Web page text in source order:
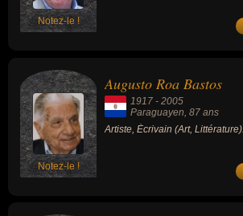
Notez-le !
Notez-le !
Augusto Roa Bastos
1917 - 2005
Paraguayen , 87 ans
Artiste, Écrivain (Art, Littérature).